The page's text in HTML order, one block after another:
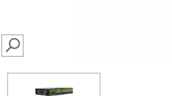
SEARCH